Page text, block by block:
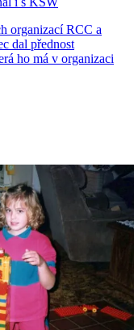
organizací RCC a
dal přednost
ho má v organizaci